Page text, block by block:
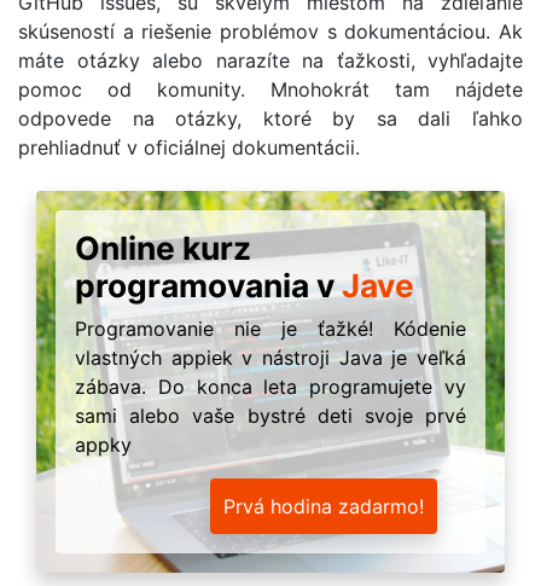
skúseností a riešenie problémov s dokumentáciou. Ak
máte otázky alebo narazíte na ťažkosti, vyhľadajte
pomoc od komunity. Mnohokrát tam nájdete
odpovede na otázky, ktoré by sa dali ľahko
prehliadnuť v oficiálnej dokumentácii.
Online kurz
programovania vJave
Programovanie nie je ťažké! Kódenie
vlastných appiek v nástroji Java je veľká
zábava. Do konca leta programujete vy
sami alebo vaše bystré deti svoje prvé
appky
Prvá hodina zadarmo!